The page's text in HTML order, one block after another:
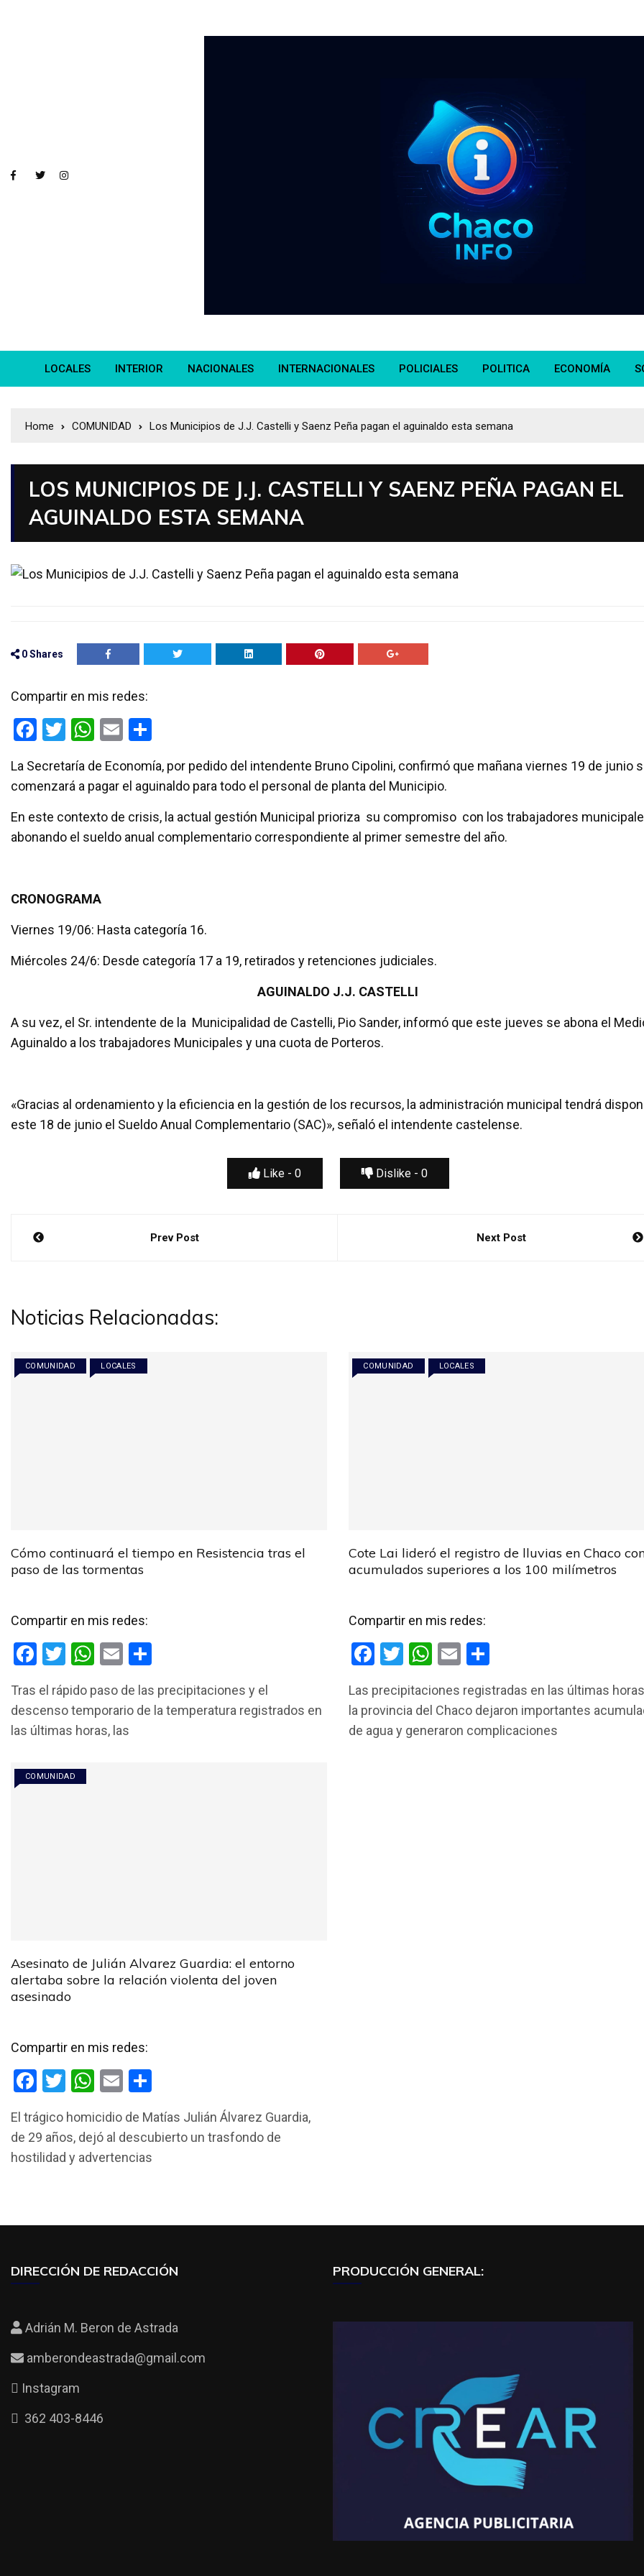
LOCALES INTERIOR NACIONALES INTERNACIONALES POLICIALES POLITICA ECONOMÍA
Home COMUNIDAD Los Municipios de J.J. Castelli y Saenz Peña pagan el aguinaldo esta semana
LOS MUNICIPIOS DE J.J. CASTELLI Y SAENZ PEÑA PAGAN EL
AGUINALDO ESTA SEMANA
0Shares
Compartir en mis redes:
F
ce
b
o
o
T
tt
er
W
at
s
A
p
E
ail m
p
ar
tir
La Secretaría de Economía, por pedido del intendente Bruno Cipolini, confirmó que mañana viernes 19 de junio
comenzará a pagar el aguinaldo para todo el personal de planta del Municipio.
En este contexto de crisis, la actual gestión Municipal prioriza su compromiso con los trabajadores
abonando el sueldo anual complementario correspondiente al primer semestre del año.
CRONOGRAMA
Viernes 19/06: Hasta categoría 16.
Miércoles 24/6: Desde categoría 17 a 19, retirados y retenciones judiciales.
AGUINALDO J.J. CASTELLI
A su vez, el Sr. intendente de la Municipalidad de Castelli, Pio Sander, informó que este jueves se abona el
Aguinaldo a los trabajadores Municipales y una cuota de Porteros.
«Gracias al ordenamiento y la eficiencia en la gestión de los recursos, la administración municipal tendrá
este 18 de junio el Sueldo Anual Complementario (SAC)», señaló el intendente castelense.
Like - 0 Dislike - 0
Navegación
Prev Post Next Post
Noticias Relacionadas:
COMUNIDAD LOCALES
Cómo continuará el tiempo en Resistencia tras el
paso de las tormentas
Compartir en mis redes:
F
ce
b
o
k
T
tt
er
W
at
s
A
E
ail m
p
Tras el rápido paso de las precipitaciones y el
descenso temporario de la temperatura registrados en
las últimas horas, las
COMUNIDAD LOCALES
Cote Lai lideró el registro de lluvias en Chaco
acumulados superiores a los 100 milímetros
Compartir en mis redes:
F
ce
b
o
T
tt
er
W
at
s
E
ail m
p
ar
Las precipitaciones registradas en las últimas
la provincia del Chaco dejaron importantes
de agua y generaron complicaciones
COMUNIDAD
Asesinato de Julián Alvarez Guardia: el entorno
alertaba sobre la relación violenta del joven
asesinado
Compartir en mis redes:
F
ce
b
k
T
tt
er
W
at
s
p
E
ail m
p
El trágico homicidio de Matías Julián Álvarez Guardia,
de 29 años, dejó al descubierto un trasfondo de
hostilidad y advertencias
DIRECCIÓN DE REDACCIÓN
Adrián M. Beron de Astrada
amberondeastrada@gmail.com
Instagram
362 403-8446
PRODUCCIÓN GENERAL: